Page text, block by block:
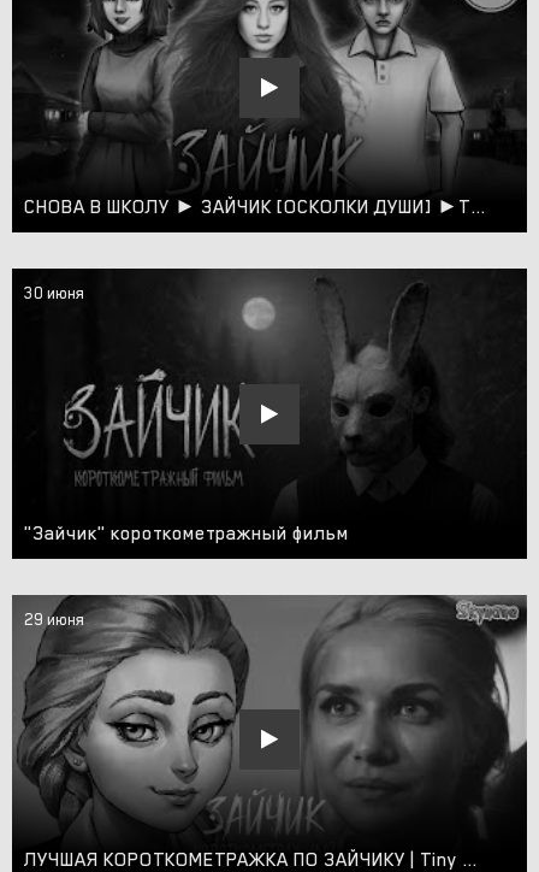
СНОВА В ШКОЛУ ► ЗАЙЧИК [ОСКОЛКИ ДУШИ] ►TINY BUNNY ► ГЛАВА 3
30 июня
"Зайчик" короткометражный фильм
29 июня
ЛУЧШАЯ КОРОТКОМЕТРАЖКА ПО ЗАЙЧИКУ | Tiny Bunny